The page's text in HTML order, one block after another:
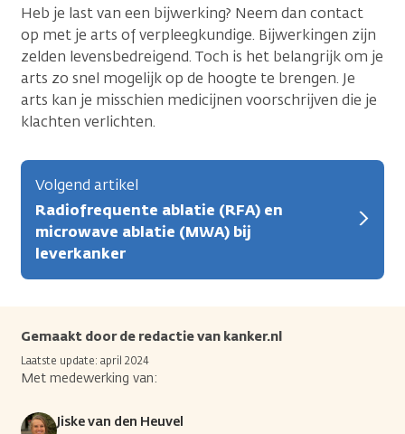
Heb je last van een bijwerking? Neem dan contact
op met je arts of verpleegkundige. Bijwerkingen zijn
zelden levensbedreigend. Toch is het belangrijk om je
arts zo snel mogelijk op de hoogte te brengen. Je
arts kan je misschien medicijnen voorschrijven die je
klachten verlichten.
Volgend artikel
Radiofrequente ablatie (RFA) en
microwave ablatie (MWA) bij
leverkanker
Gemaakt door de redactie van kanker.nl
Laatste update: april 2024
Met medewerking van:
Jiske van den Heuvel